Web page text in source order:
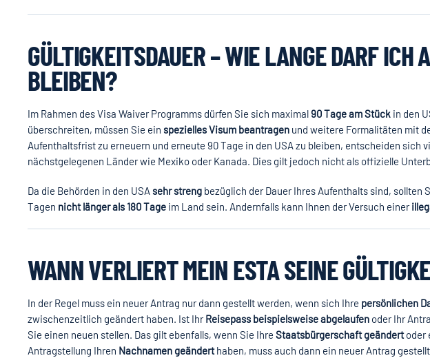
GÜLTIGKEITSDAUER – WIE LANGE DARF ICH
BLEIBEN?
Im Rahmen des Visa Waiver Programms dürfen Sie sich maximal90 Tage am Stück in den
überschreiten, müssen Sie ein spezielles Visum beantragen und weitere Formalitäten mit
Aufenthaltsfrist zu erneuern und erneute 90 Tage in den USA zu bleiben, entscheiden sich
nächstgelegenen Länder wie Mexiko oder Kanada. Dies gilt jedoch nicht als offizielle
Da die Behörden in den USAsehr streng bezüglich der Dauer Ihres Aufenthalts sind, sollten
Tagen nicht länger als 180 Tage im Land sein. Andernfalls kann Ihnen der Versuch einer
WANN VERLIERT MEIN ESTA SEINE
In der Regel muss ein neuer Antrag nur dann gestellt werden, wenn sich Ihre persönlichen
zwischenzeitlich geändert haben. Ist IhrReisepass beispielsweise abgelaufen oder Ihr
Sie einen neuen stellen. Das gilt ebenfalls, wenn Sie Ihre Staatsbürgerschaft geändertoder
Antragstellung Ihren Nachnamen geänderthaben, muss auch dann ein neuer Antrag